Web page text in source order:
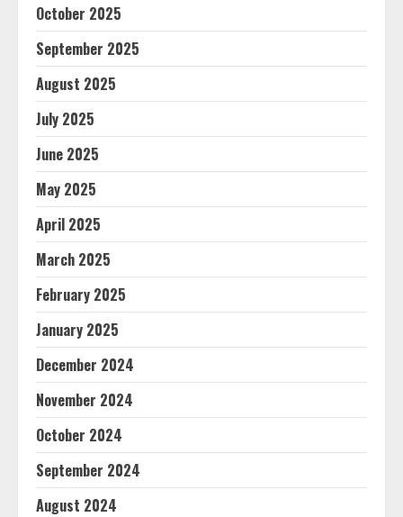
October 2025
September 2025
August 2025
July 2025
June 2025
May 2025
April 2025
March 2025
February 2025
January 2025
December 2024
November 2024
October 2024
September 2024
August 2024